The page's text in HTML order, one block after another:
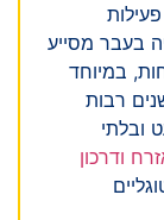
בעבר מסייע
במיוחד
רבות
ובלתי
ודרכון